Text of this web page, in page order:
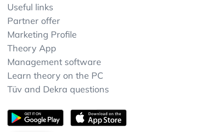
Useful links
Partner offer
Marketing Profile
Theory App
Management software
Learn theory on the PC
Tüv and Dekra questions